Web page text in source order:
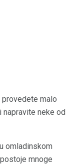
malo
neke od
omladinskom
mnoge